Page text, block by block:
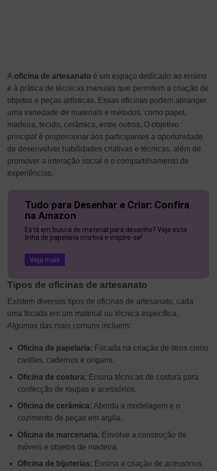
A oficina de artesanato é um espaço dedicado ao ensino
e à prática de técnicas manuais que permitem a criação de
objetos e peças artísticas. Essas oficinas podem abranger
uma variedade de materiais e métodos, como papel,
madeira, tecido, cerâmica, entre outros. O objetivo
principal é proporcionar aos participantes a oportunidade
de desenvolver habilidades criativas e técnicas, além de
promover a interação social e o compartilhamento de
experiências.
Tudo para Desenhar e Criar: Confira
na Amazon
Está em busca de material para desenho? Veja esta
linha de papelaria criativa e inspire-se!
Veja mais
Tipos de oficinas de artesanato
Existem diversos tipos de oficinas de artesanato, cada
uma focada em um material ou técnica específica.
Algumas das mais comuns incluem:
Oficina de papelaria: Focada na criação de itens como
cartões, cadernos e origami.
Oficina de costura: Ensina técnicas de costura para
confecção de roupas e acessórios.
Oficina de cerâmica: Aborda a modelagem e o
cozimento de peças em argila.
Oficina de marcenaria: Envolve a construção de
móveis e objetos de madeira.
Oficina de bijuterias: Ensina a criação de acessórios